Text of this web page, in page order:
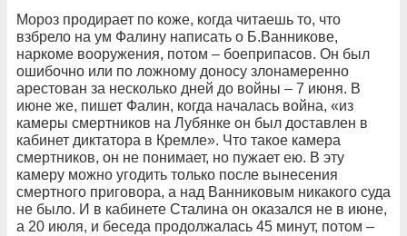
Мороз продирает по коже, когда читаешь то, что
взбрело на ум Фалину написать о Б.Ванникове,
наркоме вооружения, потом – боеприпасов. Он был
ошибочно или по ложному доносу злонамеренно
арестован за несколько дней до войны – 7 июня. В
июне же, пишет Фалин, когда началась война, «из
камеры смертников на Лубянке он был доставлен в
кабинет диктатора в Кремле». Что такое камера
смертников, он не понимает, но пужает ею. В эту
камеру можно угодить только после вынесения
смертного приговора, а над Ванниковым никакого суда
не было. И в кабинете Сталина он оказался не в июне,
а 20 июля, и беседа продолжалась 45 минут, потом –